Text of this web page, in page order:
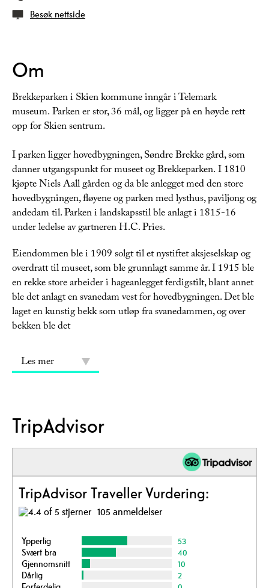
Besøk nettside
Om
Brekkeparken i Skien kommune inngår i Telemark
museum. Parken er stor, 36 mål, og ligger på en høyde rett
opp for Skien sentrum.
I parken ligger hovedbygningen, Søndre Brekke gård, som
danner utgangspunkt for museet og Brekkeparken. I 1810
kjøpte Niels Aall gården og da ble anlegget med den store
hovedbygningen, fløyene og parken med lysthus, paviljong og
andedam til. Parken i landskapsstil ble anlagt i 1815-16
under ledelse av gartneren H.C. Pries.
Eiendommen ble i 1909 solgt til et nystiftet aksjeselskap og
overdratt til museet, som ble grunnlagt samme år. I 1915 ble
en rekke store arbeider i hageanlegget ferdigstilt, blant annet
ble det anlagt en svanedam vest for hovedbygningen. Det ble
laget en kunstig bekk som utløp fra svanedammen, og over
bekken ble det
Les mer
TripAdvisor
TripAdvisor Traveller Vurdering:
105 anmeldelser
Ypperlig
53
Svært bra
40
Gjennomsnitt
10
Dårlig
2